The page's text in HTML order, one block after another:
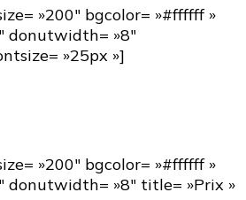
»200″ bgcolor= »#ffffff »
donutwidth= »8″
»25px »]
»200″ bgcolor= »#ffffff »
donutwidth= »8″ title= »Prix »